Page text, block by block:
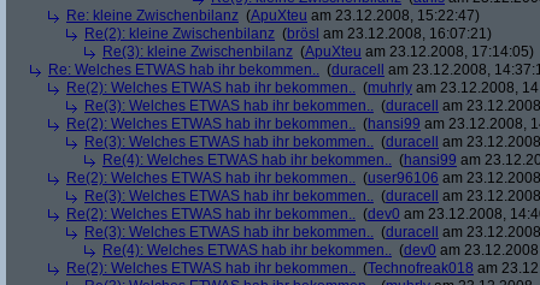
Re: kleine Zwischenbilanz (ApuXteu am 23.12.2008, 15:22:47)
Re(2): kleine Zwischenbilanz (brösl am 23.12.2008, 16:07:21)
Re(3): kleine Zwischenbilanz (ApuXteu am 23.12.2008, 17:14:05)
Re: Welches ETWAS hab ihr bekommen.. (duracell
am 23.12.2008,
Re(2): Welches ETWAS hab ihr bekommen.. (muhrly am 23.12.2008,
Re(3): Welches ETWAS hab ihr bekommen.. (duracell
am
Re(2): Welches ETWAS hab ihr bekommen.. (hansi99 am 23.12.2008,
Re(3): Welches ETWAS hab ihr bekommen.. (duracell
am
Re(4): Welches ETWAS hab ihr bekommen.. (hansi99 am
Re(2): Welches ETWAS hab ihr bekommen.. (user96106 am
Re(3): Welches ETWAS hab ihr bekommen.. (duracell
am
Re(2): Welches ETWAS hab ihr bekommen.. (dev0 am 23.12.2008,
Re(3): Welches ETWAS hab ihr bekommen.. (duracell
am
Re(4): Welches ETWAS hab ihr bekommen.. (dev0 am
Re(2): Welches ETWAS hab ihr bekommen.. (Technofreak018 am